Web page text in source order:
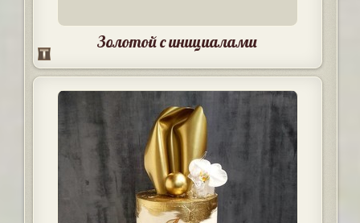
Золотой с инициалами